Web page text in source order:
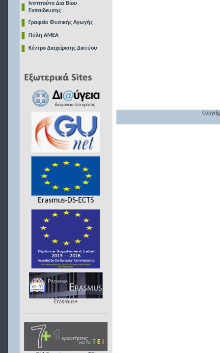
Ινστιτούτο Δια Βίου
Εκπαίδευσης
Γραφείο Φυσικής Αγωγής
Πύλη ΑΜΕΑ
Κέντρο Διαχείρισης Δικτύου
Erasmus-DS-ECTS
Erasmus+